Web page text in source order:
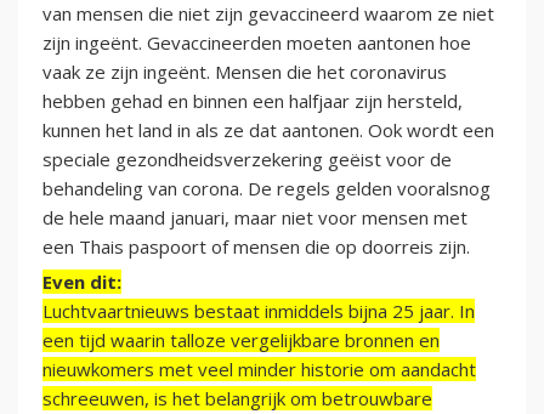
van mensen die niet zijn gevaccineerd waarom ze niet
zijn ingeënt. Gevaccineerden moeten aantonen hoe
vaak ze zijn ingeënt. Mensen die het coronavirus
hebben gehad en binnen een halfjaar zijn hersteld,
kunnen het land in als ze dat aantonen. Ook wordt een
speciale gezondheidsverzekering geëist voor de
behandeling van corona. De regels gelden vooralsnog
de hele maand januari, maar niet voor mensen met
een Thais paspoort of mensen die op doorreis zijn.
Even dit:
Luchtvaartnieuws bestaat inmiddels bijna 25 jaar. In
een tijd waarin talloze vergelijkbare bronnen en
nieuwkomers met veel minder historie om aandacht
schreeuwen, is het belangrijk om betrouwbare